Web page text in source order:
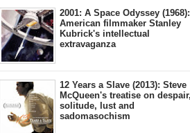
2001: A Space Odyssey (1968):
American filmmaker Stanley
Kubrick's intellectual
extravaganza
12 Years a Slave (2013): Steve
McQueen's treatise on despair,
solitude, lust and
sadomasochism